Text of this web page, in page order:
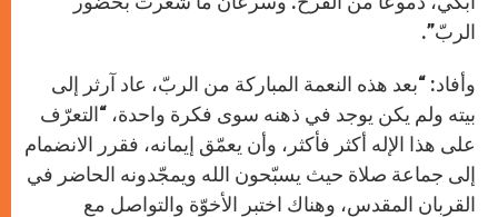
الربّ”.
وأفاد: “بعد هذه النعمة المباركة من الربّ، عاد آرثر إلى
بيته ولم يكن يوجد في ذهنه سوى فكرة واحدة، “التعرّف
على هذا الإله أكثر فأكثر، وأن يعمّق إيمانه، فقرر الانضمام
إلى جماعة صلاة حيث يسبّحون الله ويمجّدونه الحاضر في
القربان المقدس، وهناك اختبر الأخوّة والتواصل مع